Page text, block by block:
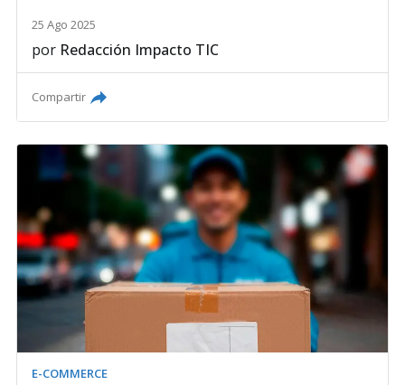
25 Ago 2025
por Redacción Impacto TIC
Compartir
E-COMMERCE